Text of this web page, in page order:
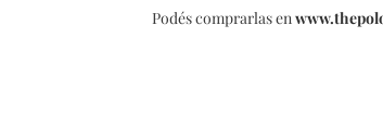
Podés comprarlas en